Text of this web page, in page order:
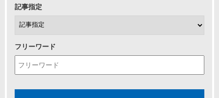
記事指定
フリーワード